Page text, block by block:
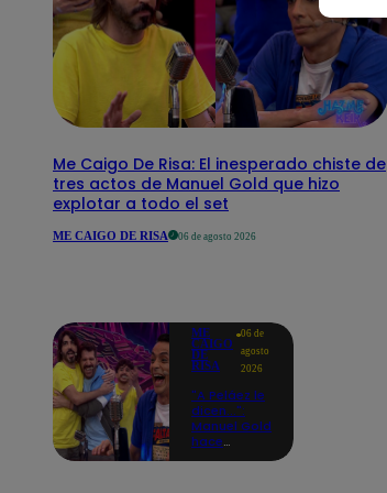
Me Caigo De Risa: El inesperado chiste de
tres actos de Manuel Gold que hizo
explotar a todo el set
ME CAIGO DE RISA 06 de agosto 2026
ME
CAIGO
DE
RISA
06 de
agosto
2026
"A Peláez le
dicen...":
Manuel Gold
hace